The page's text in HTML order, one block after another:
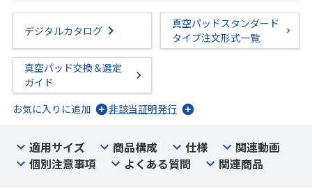
デジタルカタログ
真空パッドスタンダード
タイプ注文形式一覧
真空パッド交換＆選定
ガイド
お気に入りに追加
非該当証明発行
適用サイズ 商品構成 仕様
関連動画
個別注意事項
よくある質問 関連商品